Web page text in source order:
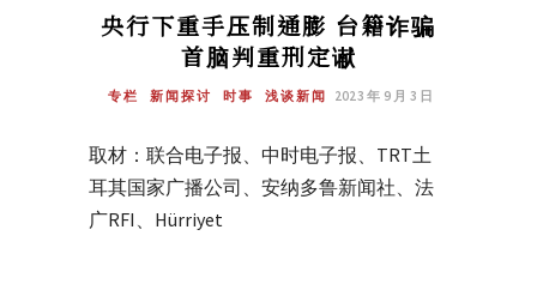
央行下重手压制通膨 台籍诈骗
首脑判重刑定谳
专栏 新闻探讨 时事 浅谈新闻 2023 年 9 月 3 日
取材：联合电子报、中时电子报、TRT土
耳其国家广播公司、安纳多鲁新闻社、法
广RFI、Hürriyet